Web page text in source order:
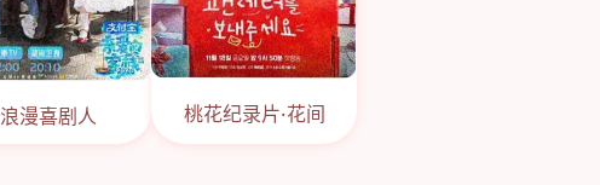
浪漫喜剧人 桃花纪录片·花间